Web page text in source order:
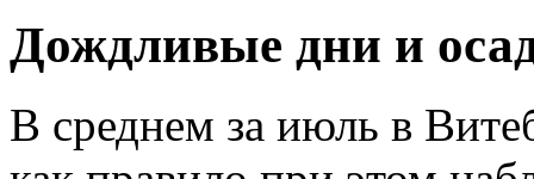
Дождливые дни и
В среднем за июль в